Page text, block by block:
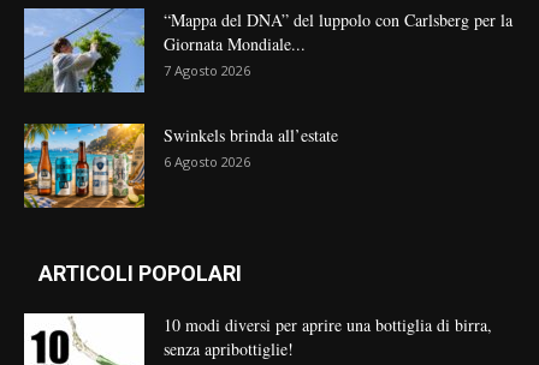
“Mappa del DNA” del luppolo con Carlsberg per la
Giornata Mondiale...
7 Agosto 2026
Swinkels brinda all’estate
6 Agosto 2026
ARTICOLI POPOLARI
10 modi diversi per aprire una bottiglia di birra,
senza apribottiglie!